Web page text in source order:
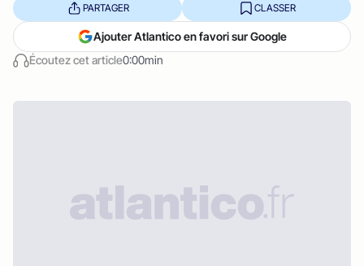
Écoutez cet article0:00min
PARTAGER CLASSER
Ajouter Atlantico en favori sur Google